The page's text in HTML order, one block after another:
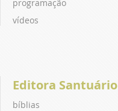
programação
vídeos
Editora Santuário
bíblias